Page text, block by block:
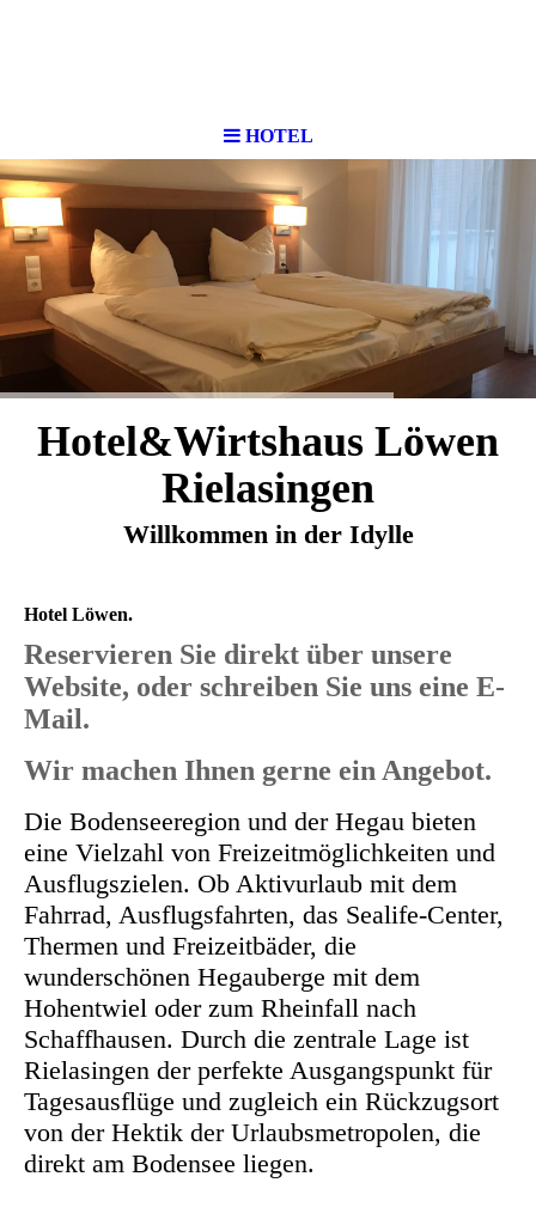
HOTEL
Hotel&Wirtshaus Löwen
Rielasingen
Willkommen in der Idylle
Hotel Löwen.
Reservieren Sie direkt über unsere
Website, oder schreiben Sie uns eine E-
Mail.
Wir machen Ihnen gerne ein Angebot.
Die Bodenseeregion und der Hegau bieten
eine Vielzahl von Freizeitmöglichkeiten und
Ausflugszielen. Ob Aktivurlaub mit dem
Fahrrad, Ausflugsfahrten, das Sealife-Center,
Thermen und Freizeitbäder, die
wunderschönen Hegauberge mit dem
Hohentwiel oder zum Rheinfall nach
Schaffhausen. Durch die zentrale Lage ist
Rielasingen der perfekte Ausgangspunkt für
Tagesausflüge und zugleich ein Rückzugsort
von der Hektik der Urlaubsmetropolen, die
direkt am Bodensee liegen.